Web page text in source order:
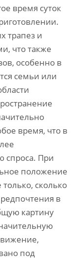
время суток
трапез и
что также
особенно в
семьи или
время, что в
спроса. При
положение
сколько
в
картину
под